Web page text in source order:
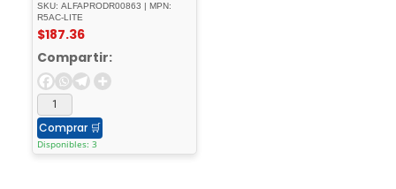
SKU: ALFAPRODR00863 | MPN:
R5AC-LITE
$187.36
Compartir:
Comprar 🛒
Disponibles: 3